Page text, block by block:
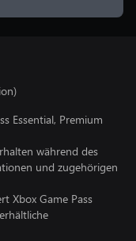
Essential, Premium
während des
und zugehörigen
Xbox Game Pass